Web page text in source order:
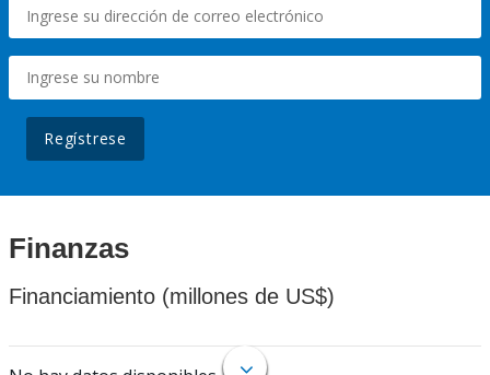
Regístrese
Finanzas
Financiamiento (millones de US$)